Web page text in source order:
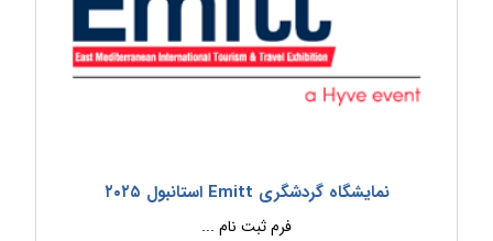
نمایشگاه گردشگری Emitt استانبول ۲۰۲۵
فرم ثبت نام ...